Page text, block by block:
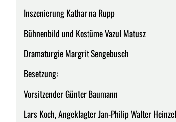
Inszenierung Katharina Rupp
Bühnenbild und Kostüme Vazul Matusz
Dramaturgie Margrit Sengebusch
Besetzung:
Vorsitzender Günter Baumann
Lars Koch, Angeklagter Jan-Philip Walter Heinzel